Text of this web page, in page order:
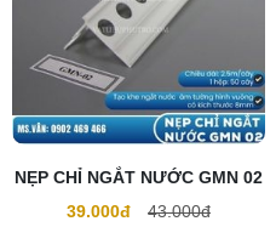
NẸP CHỈ NGẮT NƯỚC GMN 02
39.000đ
43.000đ